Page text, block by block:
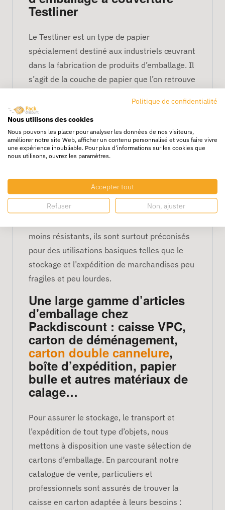
Testliner
Le Testliner est un type de papier
spécialement destiné aux industriels œuvrant
dans la fabrication de produits d’emballage. Il
s’agit de la couche de papier que l’on retrouve
Le Testliner étant un matériau conçu en fibres
de papier courtes 100% recyclées, les
emballages conçus dans ce matériau sont de
véritables alliés éco responsables. En outre,
couverture Testliner permet de concevoir des
emballages économiques.
moins résistants, ils sont surtout préconisés
pour des utilisations basiques telles que le
stockage et l’expédition de marchandises peu
fragiles et peu lourdes.
Une large gamme d’articles
d'emballage chez
Packdiscount : caisse VPC,
carton de déménagement,
carton double cannelure,
boîte d’expédition, papier
bulle et autres matériaux de
calage…
Pour assurer le stockage, le transport et
l’expédition de tout type d’objets, nous
mettons à disposition une vaste sélection de
cartons d’emballage. En parcourant notre
catalogue de vente, particuliers et
professionnels sont assurés de trouver la
caisse en carton adaptée à leurs besoins :
Politique de confidentialité
Nous utilisons des cookies
Nous pouvons les placer pour analyser les données de nos visiteurs,
améliorer notre site Web, afficher un contenu personnalisé et vous faire vivre
une expérience inoubliable. Pour plus d'informations sur les cookies que
nous utilisons, ouvrez les paramètres.
Accepter tout
Refuser Non, ajuster